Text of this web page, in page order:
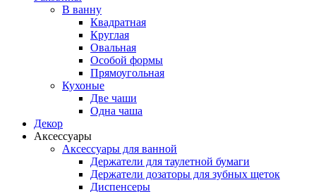
В ванну
Квадратная
Круглая
Овальная
Особой формы
Прямоугольная
Кухоные
Две чаши
Одна чаша
Декор
Аксессуары
Аксессуары для ванной
Держатели для таулетной бумаги
Держатели дозаторы для зубных щеток
Диспенсеры